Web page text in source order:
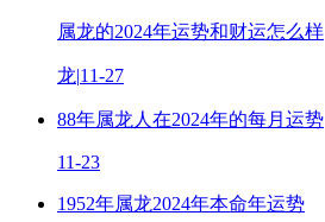
属龙的2024年运势和财运怎么样
龙|11-27
88年属龙人在2024年的每月运势
11-23
1952年属龙2024年本命年运势